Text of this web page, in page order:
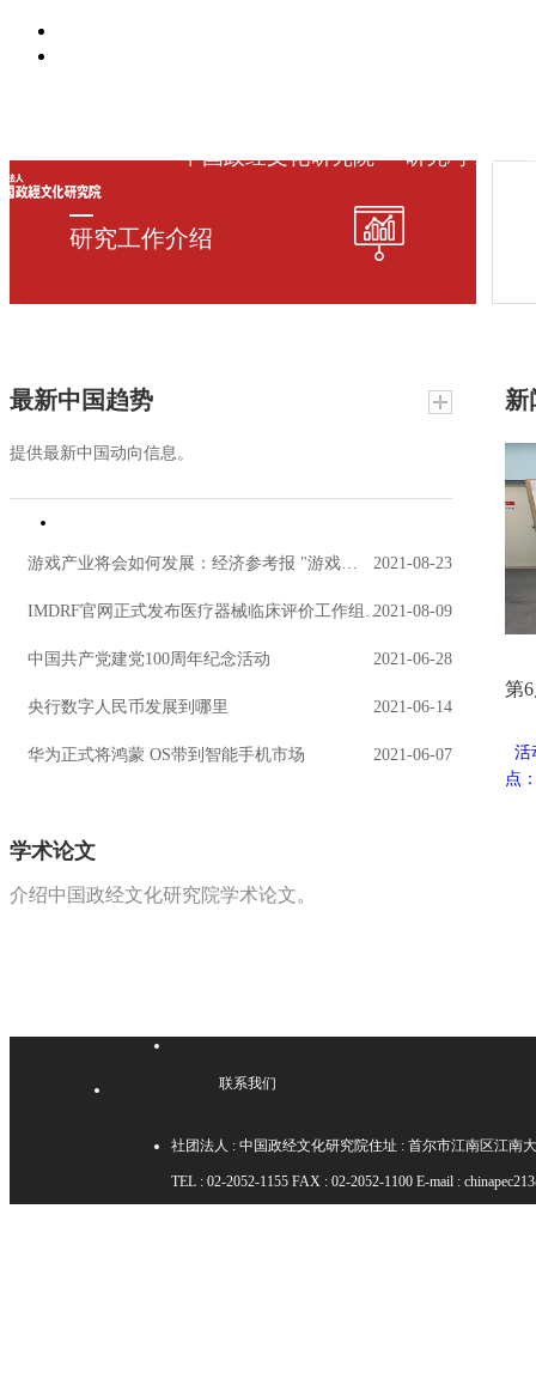
中国政经文化研究院 研究/学术
研究工作介绍
最新中国趋势
提供最新中国动向信息。
2021-08-23
游戏产业将会如何发展：经济参考报 "游戏…
2021-08-09
IMDRF官网正式发布医疗器械临床评价工作组…
2021-06-28
中国共产党建党100周年纪念活动
2021-06-14
央行数字人民币发展到哪里
2021-06-07
华为正式将鸿蒙 OS带到智能手机市场
新
第
活
点
学术论文
介绍中国政经文化研究院学术论文。
联系我们
社团法人 : 中国政经文化研究院住址 : 首尔市江南区江南
TEL : 02-2052-1155 FAX : 02-2052-1100 E-mail :